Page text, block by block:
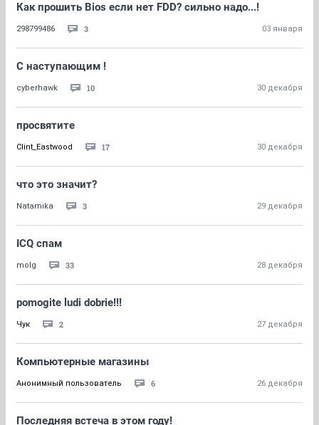
Как прошить Bios если нет FDD? сильно надо...!
298799486 3 03 января
C наступающим !
cyberhawk 10 30 декабря
просвятите
Clint_Eastwood 17 30 декабря
что это значит?
Natamika 3 29 декабря
ICQ спам
molg 33 28 декабря
pomogite ludi dobrie!!!
Чук 2 27 декабря
Компьютерные магазины
Анонимный пользователь 6 26 декабря
Последняя встеча в этом году!